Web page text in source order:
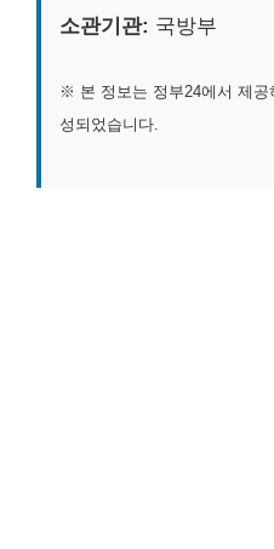
소관기관: 국방부
※ 본 정보는 정부24에서 제
성되었습니다.